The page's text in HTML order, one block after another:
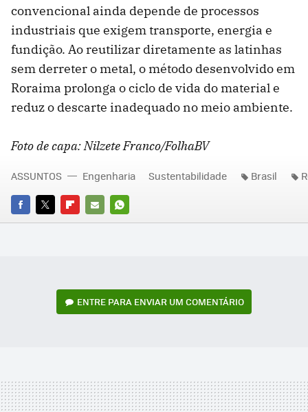
convencional ainda depende de processos
industriais que exigem transporte, energia e
fundição. Ao reutilizar diretamente as latinhas
sem derreter o metal, o método desenvolvido em
Roraima prolonga o ciclo de vida do material e
reduz o descarte inadequado no meio ambiente.
Foto de capa: Nilzete Franco/FolhaBV
FACEBOOK
TWITTERFLIPBOARD
E-
WHATSAPP
ASSUNTOS Engenharia Sustentabilidade Brasil
ENTRE PARA ENVIAR UM COMENTÁRIO